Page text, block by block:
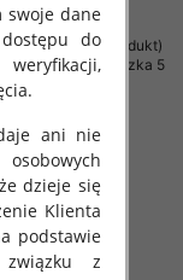
(Włoskie produkt)
Mix Kolor Paczka 5
szczegóły
swoje dane
do
ani nie
dzieje się
Klienta
podstawie
z